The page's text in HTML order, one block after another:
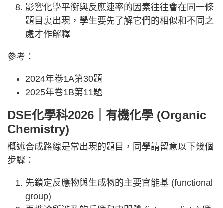
影響化學平衡與反應速率的因素往往會在同一條
題目裏出現，學生要先了解它們的相似和不同之
處才作解釋
參考：
2024年卷1A第30題
2025年卷1B第11題
DSE化學科2026｜有機化學 (Organic
Chemistry)
概述合成路線是常出現的題目，同學請留意以下幾個
步驟：
先鎖定反應物與生成物的主要官能基 (functional
group)